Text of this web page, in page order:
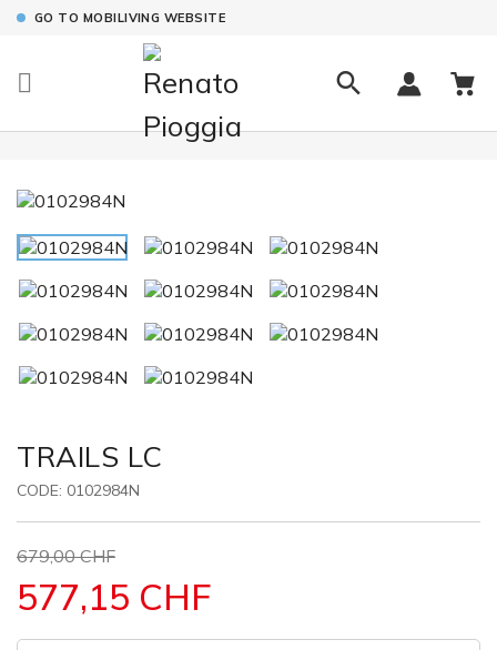
GO TO MOBILIVING WEBSITE

TRAILS LC
CODE: 0102984N
679,00 CHF
577,15 CHF